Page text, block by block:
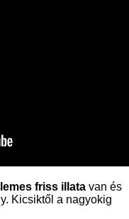
friss illata van és
Kicsiktől a nagyokig